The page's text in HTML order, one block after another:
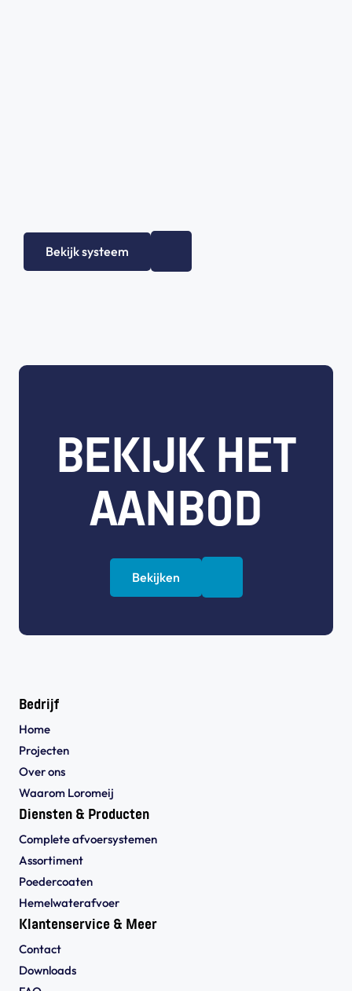
Bekijk systeem
BEKIJK HET
AANBOD
Bekijken
Bedrijf
Home
Projecten
Over ons
Waarom Loromeij
Diensten & Producten
Complete afvoersystemen
Assortiment
Poedercoaten
Hemelwaterafvoer
Klantenservice & Meer
Contact
Downloads